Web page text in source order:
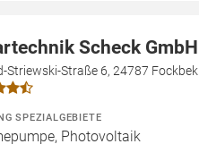
Scheck GmbH
Striewski-Straße 6, 24787 Fockbek
SPEZIALGEBIETE
Photovoltaik